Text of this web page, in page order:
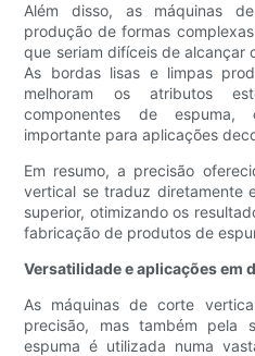
Além disso, as máquinas
produção de formas
que seriam difíceis de alcançar
As bordas lisas e limpas
melhoram os atributos
componentes de
importante para aplicações
Em resumo, a precisão
vertical se traduz diretamente
superior, otimizando os
fabricação de produtos de
Versatilidade e aplicações em
As máquinas de corte
precisão, mas também pela
espuma é utilizada numa